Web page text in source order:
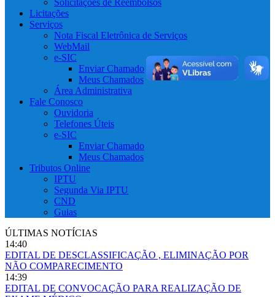
Solicitações de Reembolsos
Licitações
Serviços
Nota Fiscal Eletrônica de Serviços
WebMail
e-SIC
Enviar Chamado
Meus Chamados
Área Administrativa
Fale Conosco
Ouvidoria
Telefones Úteis
e-SIC
Enviar Chamado
Meus Chamados
Tributos Online
IPTU
Segunda Via IPTU
CND
Guias
ÚLTIMAS NOTÍCIAS
14:40
EDITAL DE DESCLASSIFICAÇÃO , ELIMINAÇÃO POR
NÃO COMPARECIMENTO
14:39
EDITAL DE CONVOCAÇÃO PARA REALIZAÇÃO DE